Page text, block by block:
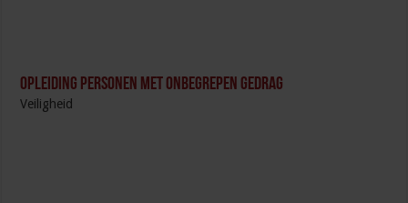
Opleiding Personen met onbegrepen gedrag
Veiligheid